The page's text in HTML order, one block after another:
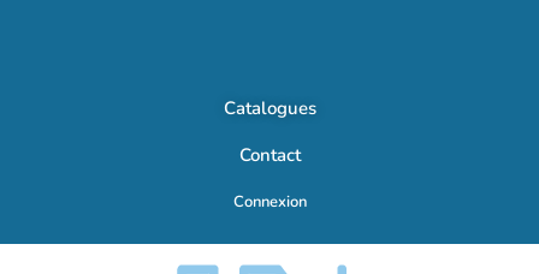
Catalogues
Contact
Connexion